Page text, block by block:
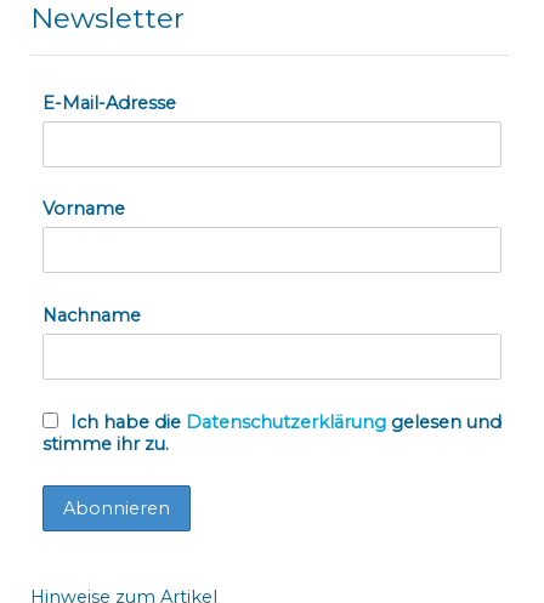
Newsletter
E-Mail-Adresse
Vorname
Nachname
Ich habe die Datenschutzerklärung gelesen und
stimme ihr zu.
Hinweise zum Artikel